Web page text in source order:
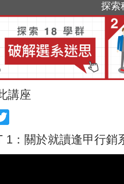
探索
講座
1：關於就讀逢甲行銷